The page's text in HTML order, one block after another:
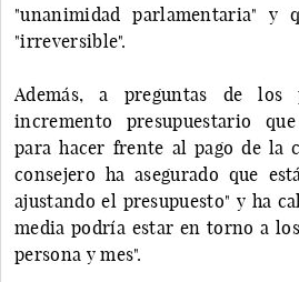
"unanimidad parlamentaria" y
"irreversible".
Además, a preguntas de los
incremento presupuestario
para hacer frente al pago de la
consejero ha asegurado que
ajustando el presupuesto" y ha
media podría estar en torno a
persona y mes".